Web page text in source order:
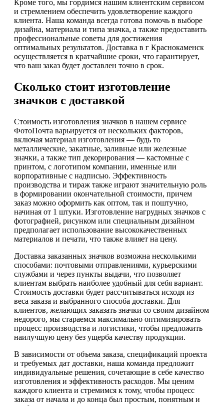
Кроме того, мы гордимся нашим клиентским сервисом
и стремлением обеспечить удовлетворение каждого
клиента. Наша команда всегда готова помочь в выборе
дизайна, материала и типа значка, а также предоставить
профессиональные советы для достижения
оптимальных результатов. Доставка в г Краснокаменск
осуществляется в кратчайшие сроки, что гарантирует,
что ваш заказ будет доставлен точно в срок.
Сколько стоит изготовление
значков с доставкой
Стоимость изготовления значков в нашем сервисе
ФотоПочта варьируется от нескольких факторов,
включая материал изготовления — будь то
металлические, закатные, заливные или железные
значки, а также тип декорирования — кастомные с
принтом, с логотипом компании, именные или
корпоративные с надписью. Эффективность
производства и тираж также играют значительную роль
в формировании окончательной стоимости, причем
заказ можно оформить как оптом, так и поштучно,
начиная от 1 штуки. Изготовление нагрудных значков с
фотографией, рисунком или специальным дизайном
предполагает использование высококачественных
материалов и печати, что также влияет на цену.
Доставка заказанных значков возможна несколькими
способами: почтовыми отправлениями, курьерскими
службами и через пункты выдачи, что позволяет
клиентам выбрать наиболее удобный для себя вариант.
Стоимость доставки будет рассчитываться исходя из
веса заказа и выбранного способа доставки. Для
клиентов, желающих заказать значки со своим дизайном
недорого, мы стараемся максимально оптимизировать
процесс производства и логистики, чтобы предложить
наилучшую цену без ущерба качеству продукции.
В зависимости от объема заказа, спецификаций проекта
и требуемых дат доставки, наша команда предложит
индивидуальные решения, сочетающие в себе качество
изготовления и эффективность расходов. Мы ценим
каждого клиента и стремимся к тому, чтобы процесс
заказа от начала и до конца был простым, понятным и